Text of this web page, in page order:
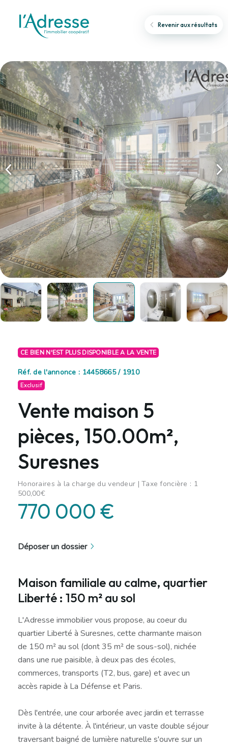
Revenir aux résultats
CE BIEN N'EST PLUS DISPONIBLE A LA VENTE
Réf. de l'annonce : 14458665 / 1910
Exclusif
Vente maison 5
pièces, 150.00m²,
Suresnes
Honoraires à la charge du vendeur | Taxe foncière : 1
500,00€
770 000 €
Déposer un dossier
Maison familiale au calme, quartier
Liberté : 150 m² au sol
L'Adresse immobilier vous propose, au coeur du
quartier Liberté à Suresnes, cette charmante maison
de 150 m² au sol (dont 35 m² de sous-sol), nichée
dans une rue paisible, à deux pas des écoles,
commerces, transports (T2, bus, gare) et avec un
accès rapide à La Défense et Paris.
Dès l'entrée, une cour arborée avec jardin et terrasse
invite à la détente. À l'intérieur, un vaste double séjour
traversant baigné de lumière naturelle s'ouvre sur un